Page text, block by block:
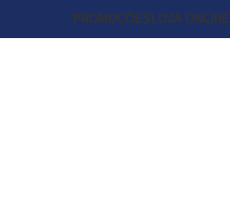
PROMOÇÕES LOJA ONLINE